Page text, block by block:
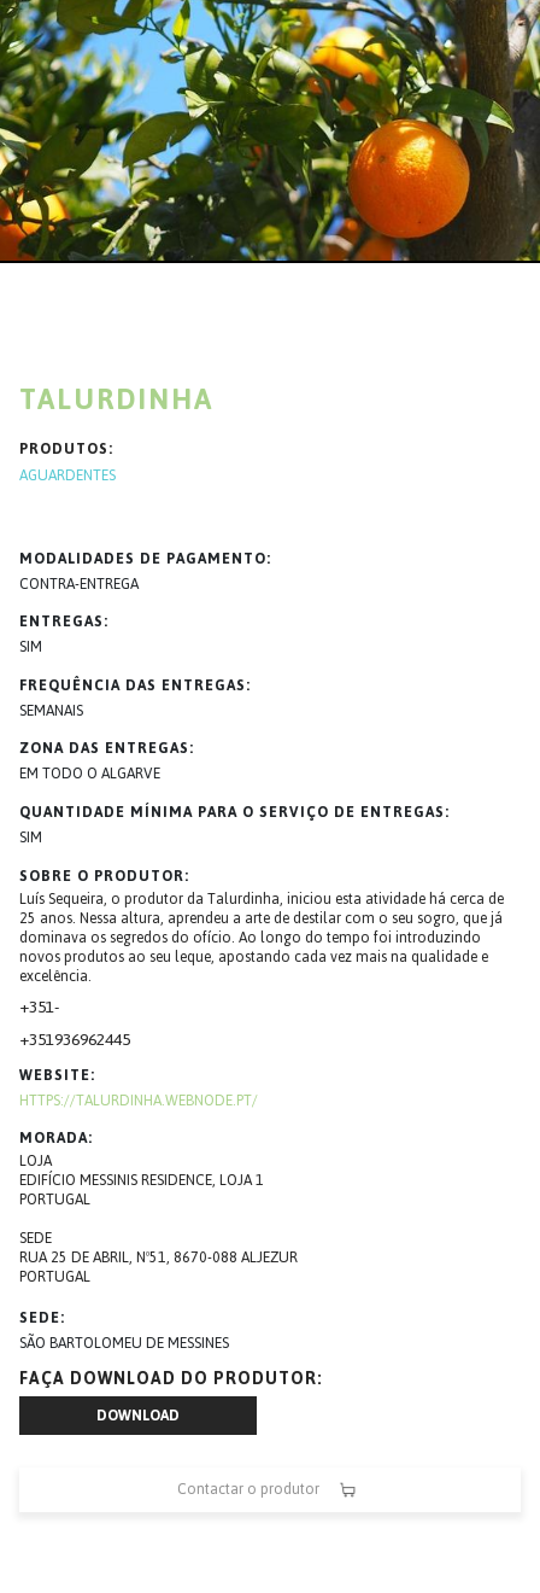
TALURDINHA
PRODUTOS
AGUARDENTES
MODALIDADES DE PAGAMENTO
CONTRA-ENTREGA
ENTREGAS
SIM
FREQUÊNCIA DAS ENTREGAS
SEMANAIS
ZONA DAS ENTREGAS
EM TODO O ALGARVE
QUANTIDADE MÍNIMA PARA O SERVIÇO DE ENTREGAS
SIM
SOBRE O PRODUTOR
Luís Sequeira, o produtor da Talurdinha, iniciou esta atividade há cerca de
25 anos. Nessa altura, aprendeu a arte de destilar com o seu sogro, que já
dominava os segredos do ofício. Ao longo do tempo foi introduzindo
novos produtos ao seu leque, apostando cada vez mais na qualidade e
excelência.
+351-
+351936962445
WEBSITE
HTTPS://TALURDINHA.WEBNODE.PT/
MORADA
LOJA
EDIFÍCIO MESSINIS RESIDENCE, LOJA 1
PORTUGAL
SEDE
RUA 25 DE ABRIL, Nº51, 8670-088 ALJEZUR
PORTUGAL
SEDE
SÃO BARTOLOMEU DE MESSINES
FAÇA DOWNLOAD DO PRODUTOR
DOWNLOAD
Contactar o produtor